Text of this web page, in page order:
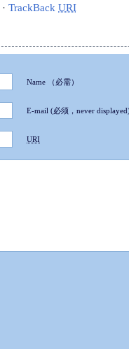
· TrackBack URI
Name （必需）
E-mail (必须，never
URI